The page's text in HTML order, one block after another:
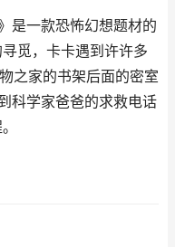
是一款恐怖幻想题材的
觅，卡卡遇到许许多
之家的书架后面的密室
科学家爸爸的求救电话